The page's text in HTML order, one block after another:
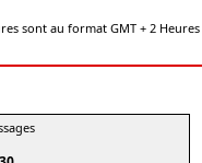
sont au format GMT + 2 Heures